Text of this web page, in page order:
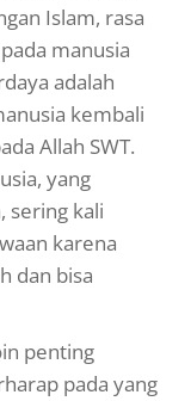
Islam, rasa
manusia
adalah
kembali
Allah SWT.
yang
sering kali
karena
dan bisa
penting
pada yang